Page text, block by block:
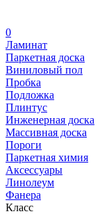
0
Ламинат
Паркетная доска
Виниловый пол
Пробка
Подложка
Плинтус
Инженерная доска
Массивная доска
Пороги
Паркетная химия
Аксессуары
Линолеум
Фанера
Класс